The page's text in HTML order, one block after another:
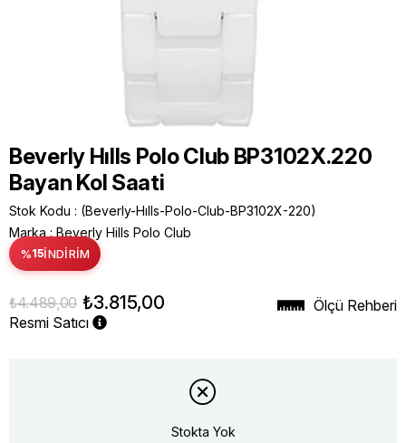
Beverly Hılls Polo Club BP3102X.220
Bayan Kol Saati
Stok Kodu
(Beverly-Hılls-Polo-Club-BP3102X-220)
Marka : Beverly Hills Polo Club
%15İNDIRIM
₺4.489,00 ₺3.815,00
Resmi Satıcı
Ölçü Rehberi
Stokta Yok